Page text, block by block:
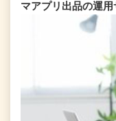
マアプリ出品の運